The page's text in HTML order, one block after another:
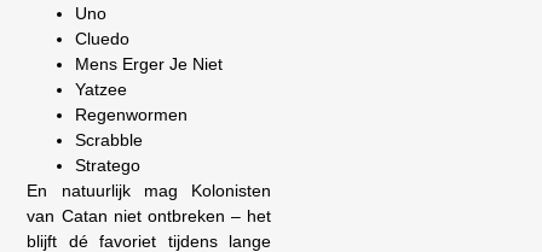
Uno
Cluedo
Mens Erger Je Niet
Yatzee
Regenwormen
Scrabble
Stratego
En natuurlijk mag Kolonisten
van Catan niet ontbreken – het
blijft dé favoriet tijdens lange